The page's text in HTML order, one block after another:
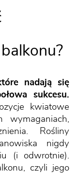
nadają się
sukcesu.
kwiatowe
Rośliny
nigdy
(i odwrotnie).
czyli jego